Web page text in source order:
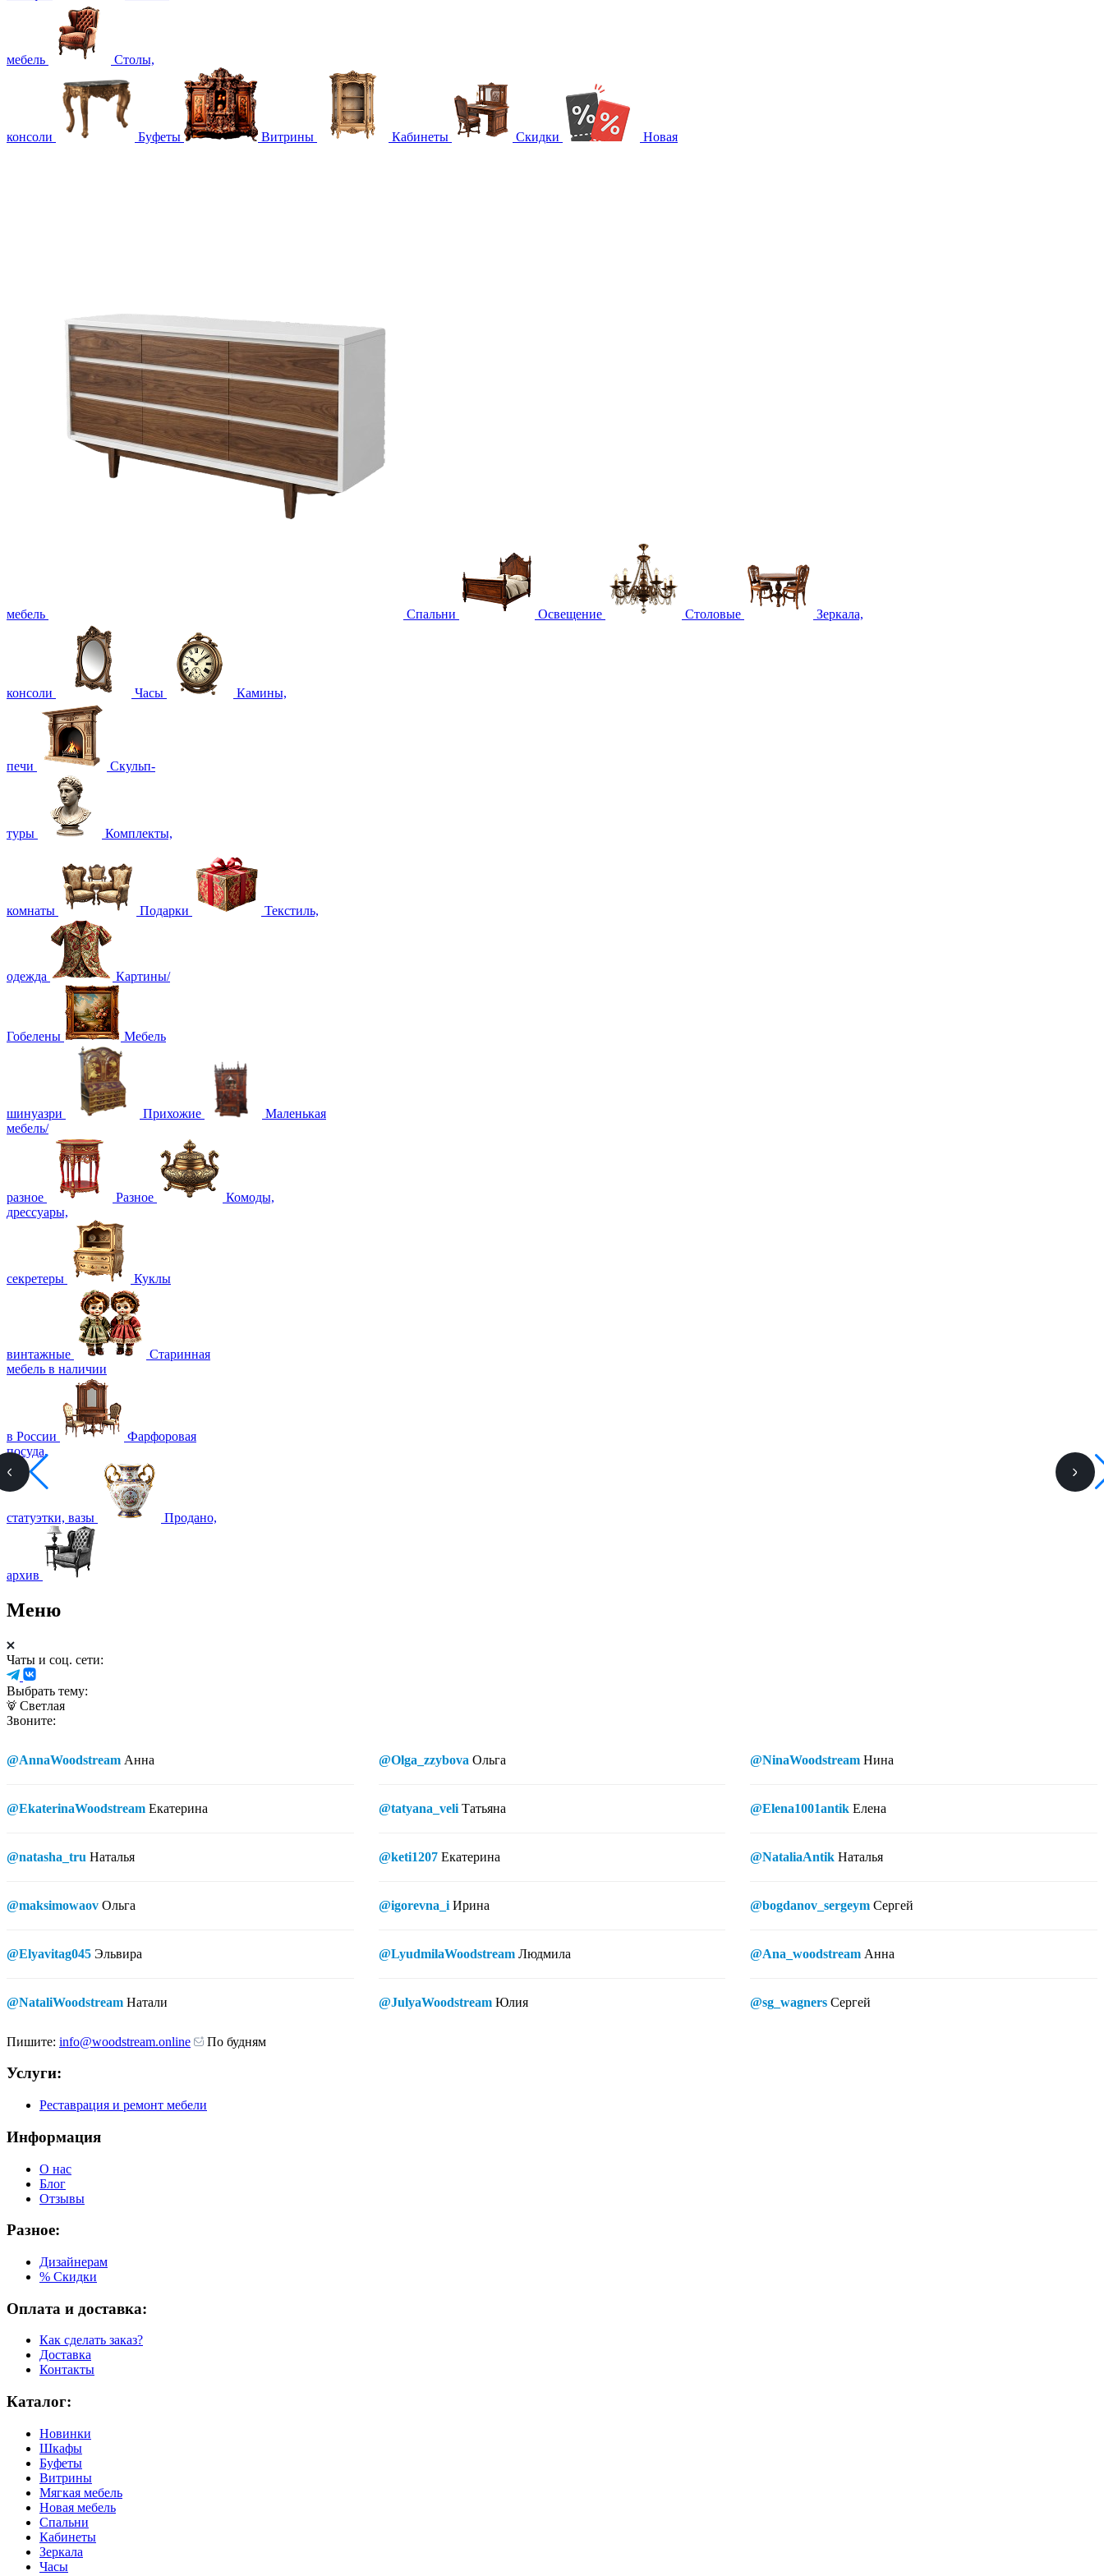
мебель Столы,
консоли Буфеты Витрины Кабинеты Скидки Новая
мебель Спальни Освещение Столовые Зеркала,
консоли Часы Камины,
печи Скульп-
туры Комплекты,
комнаты Подарки Текстиль,
одежда Картины/
Гобелены Мебель
шинуазри Прихожие
Маленькая
мебель/
разное Разное
Комоды,
дрессуары,
секретеры Куклы
винтажные
Старинная
мебель в наличии
в России
Фарфоровая
посуда,
статуэтки, вазы Продано,
архив
Меню
Чаты и соц. сети:
Выбрать тему:
Светлая
Звоните:
@AnnaWoodstream Анна
@EkaterinaWoodstream Екатерина
@natasha_tru Наталья
@maksimowaov Ольга
@Elyavitag045 Эльвира
@NataliWoodstream Натали
@Olga_zzybova Ольга
@tatyana_veli Татьяна
@keti1207 Екатерина
@igorevna_i Ирина
@LyudmilaWoodstream Людмила
@JulyaWoodstream Юлия
@NinaWoodstream Нина
@Elena1001antik Елена
@NataliaAntik Наталья
@bogdanov_sergeym Сергей
@Ana_woodstream Анна
@sg_wagners Сергей
Пишите: info@woodstream.online По будням
Услуги:
Реставрация и ремонт мебели
Информация
О нас
Блог
Отзывы
Разное:
Дизайнерам
% Скидки
Оплата и доставка:
Как сделать заказ?
Доставка
Контакты
Каталог:
Новинки
Шкафы
Буфеты
Витрины
Мягкая мебель
Новая мебель
Спальни
Кабинеты
Зеркала
Часы